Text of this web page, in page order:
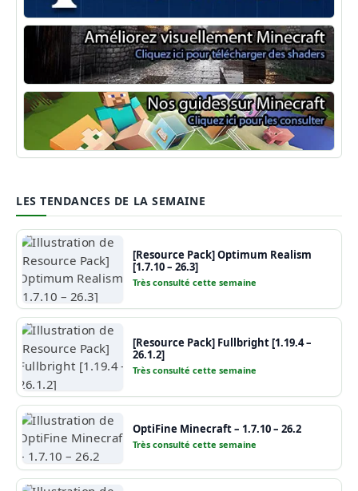
Minecraft Forge
Shaders Minecraft
Guide Minecraft
LES TENDANCES DE LA SEMAINE
[Resource Pack] Optimum Realism
[1.7.10 – 26.3]
Très consulté cette semaine
[Resource Pack] Fullbright [1.19.4 –
26.1.2]
Très consulté cette semaine
OptiFine Minecraft – 1.7.10 – 26.2
Très consulté cette semaine